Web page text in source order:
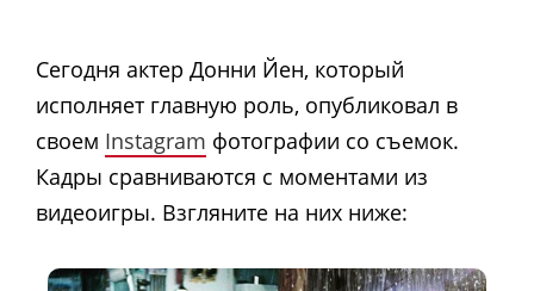
Сегодня актер Донни Йен, который
исполняет главную роль, опубликовал в
своем Instagram фотографии со съемок.
Кадры сравниваются с моментами из
видеоигры. Взгляните на них ниже: